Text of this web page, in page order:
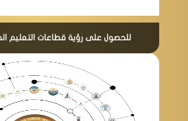
للحصول على رؤية قطاعات التعليم